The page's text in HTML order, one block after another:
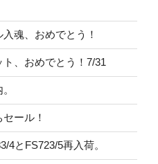
魂、おめでとう！
、おめでとう！7/31
ール！
4とFS723/5再入荷。